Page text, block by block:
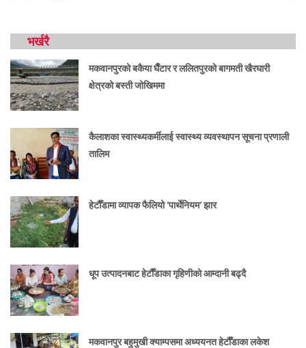
भर्खरै
मकवानपुरको बकैया घैँटार र ललितपुरको बागमती खैरघारी
क्षेत्रको बस्ती जोखिममा
कैलाशका स्वास्थ्यकर्मीलाई स्वास्थ्य व्यवस्थापन सूचना प्रणाली
तालिम
हेटौँडामा व्यापक फैलियो ‘पार्थेनियम’ झार
धूप उत्पादनबाट हेटौँडाका गृहिणीको आम्दानी बढ्दै
मकवानपुर बहुमुखी क्याम्पसमा अध्ययनत हेटौँडाका लकेश